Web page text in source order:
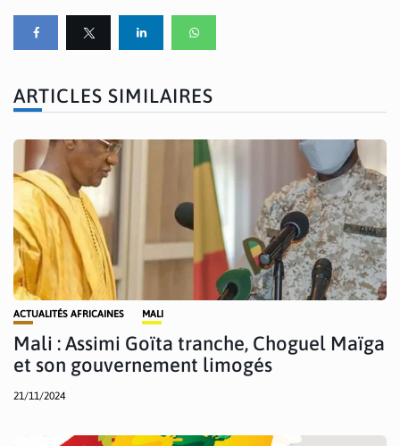
ARTICLES SIMILAIRES
ACTUALITÉS AFRICAINES MALI
Mali : Assimi Goïta tranche, Choguel Maïga
et son gouvernement limogés
21/11/2024